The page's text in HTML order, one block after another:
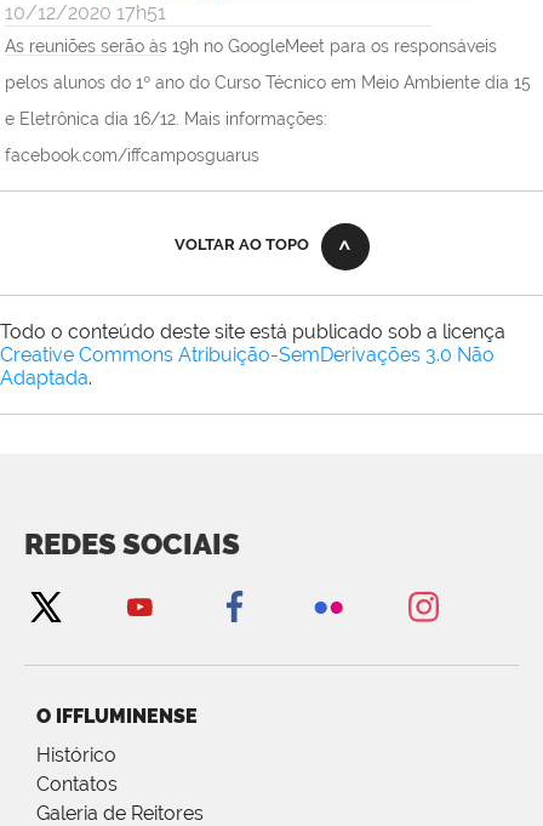
10/12/2020 17h51
As reuniões serão às 19h no GoogleMeet para os responsáveis
pelos alunos do 1º ano do Curso Técnico em Meio Ambiente dia 15
e Eletrônica dia 16/12. Mais informações:
facebook.com/iffcamposguarus
VOLTAR AO TOPO
Todo o conteúdo deste site está publicado sob a licença
Creative Commons Atribuição-SemDerivações 3.0 Não
Adaptada.
REDES SOCIAIS
O IFFLUMINENSE
Histórico
Contatos
Galeria de Reitores